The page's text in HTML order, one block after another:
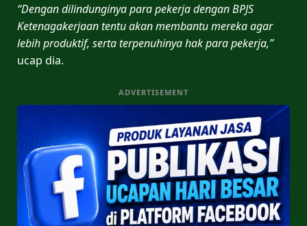
“Dengan dilindunginya para pekerja dengan BPJS
Ketenagakerjaan tentu akan membantu mereka agar
lebih produktif, serta terpenuhinya hak para pekerja,”
ucap dia.
ADVERTISEMENT